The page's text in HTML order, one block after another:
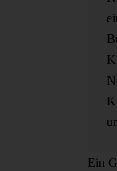
Ein